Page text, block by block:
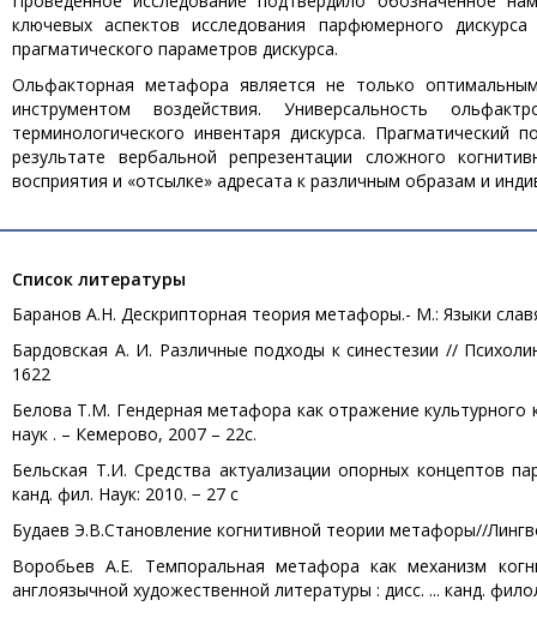
ключевых аспектов исследования парфюмерного
прагматического параметров дискурса.
Ольфакторная метафора является не только
инструментом воздействия. Универсальность
терминологического инвентаря дискурса.
результате вербальной репрезентации сложного
восприятия и «отсылке» адресата к различным образам и
Список литературы
Баранов А.Н. Дескрипторная теория метафоры.- М.: Языки
Бардовская А. И. Различные подходы к синестезии //
1622
Белова Т.М. Гендерная метафора как отражение культурного
наук . – Кемерово, 2007 – 22с.
Бельская Т.И. Средства актуализации опорных концептов
канд. фил. Наук: 2010. − 27 с
Будаев Э.В.Становление когнитивной теории метафоры//
Воробьев А.Е. Темпоральная метафора как механизм
англоязычной художественной литературы : дисс. ... канд.